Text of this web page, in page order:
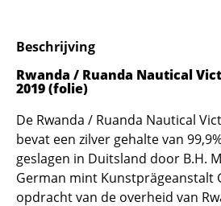
Beschrijving
Rwanda / Ruanda Nautical
2019 (folie)
De Rwanda / Ruanda Nautical
bevat een zilver gehalte van
geslagen in Duitsland door B.H.
German mint Kunstprägeanstalt
opdracht van de overheid van